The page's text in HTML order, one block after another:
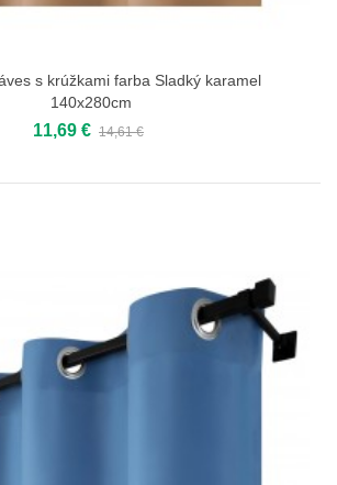
s krúžkami farba Sladký karamel
140x280cm
11,69 € 14,61 €